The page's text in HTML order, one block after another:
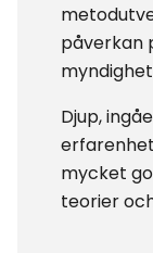
påverkan
Djup,
mycket
teorier